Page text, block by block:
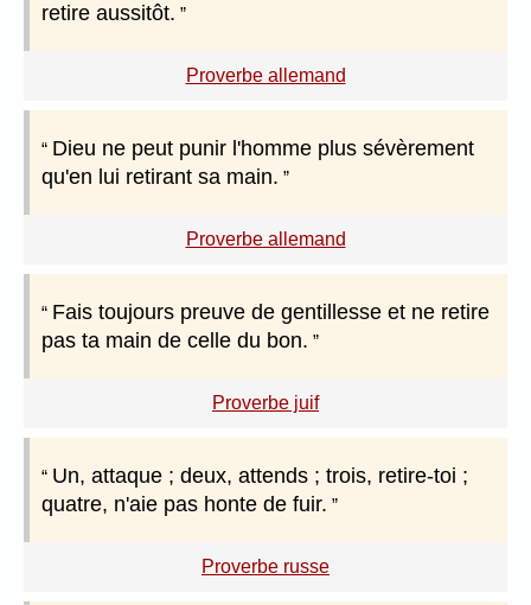
retire aussitôt.
Proverbe allemand
Dieu ne peut punir l'homme plus sévèrement
qu'en lui retirant sa main.
Proverbe allemand
Fais toujours preuve de gentillesse et ne retire
pas ta main de celle du bon.
Proverbe juif
Un, attaque ; deux, attends ; trois, retire-toi ;
quatre, n'aie pas honte de fuir.
Proverbe russe